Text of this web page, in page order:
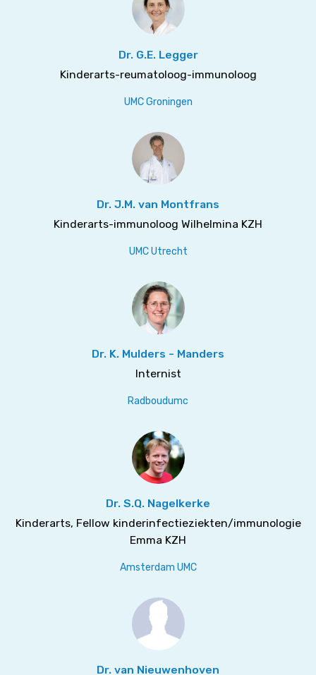
Dr. G.E. Legger
Kinderarts-reumatoloog-immunoloog
UMC Groningen
Dr. J.M. van Montfrans
Kinderarts-immunoloog Wilhelmina KZH
UMC Utrecht
Dr. K. Mulders - Manders
Internist
Radboudumc
Dr. S.Q. Nagelkerke
Kinderarts, Fellow kinderinfectieziekten/immunologie
Emma KZH
Amsterdam UMC
Dr. van Nieuwenhoven